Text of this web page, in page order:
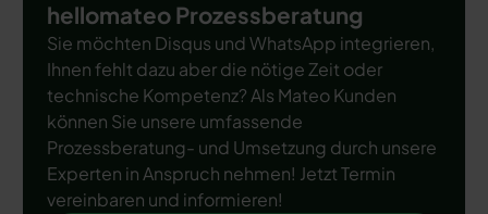
hellomateo Prozessberatung
Sie möchten Disqus und WhatsApp integrieren,
Ihnen fehlt dazu aber die nötige Zeit oder
technische Kompetenz? Als Mateo Kunden
können Sie unsere umfassende
Prozessberatung- und Umsetzung durch unsere
Experten in Anspruch nehmen! Jetzt Termin
vereinbaren und informieren!